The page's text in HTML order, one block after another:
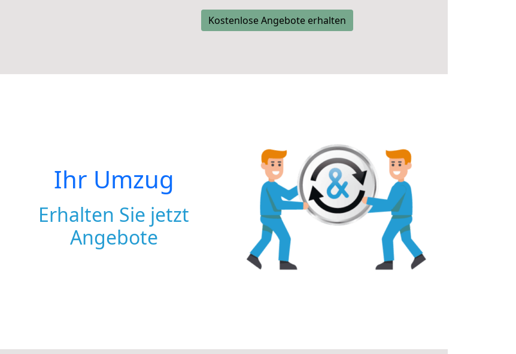
Kostenlose Angebote erhalten
Ihr Umzug
Erhalten Sie jetzt
Angebote